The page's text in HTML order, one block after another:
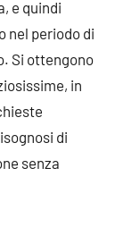
e quindi
nel periodo di
Si ottengono
in
di
senza